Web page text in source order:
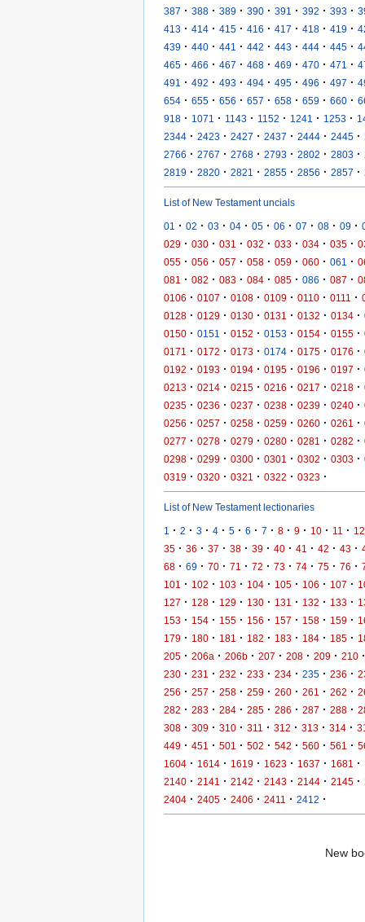
387 · 388 · 389 · 390 · 391 · 392 · 393 ·
413 · 414 · 415 · 416 · 417 · 418 · 419 ·
439 · 440 · 441 · 442 · 443 · 444 · 445 ·
465 · 466 · 467 · 468 · 469 · 470 · 471 ·
491
· 492 · 493 · 494 · 495 · 496 · 497 ·
654 · 655 · 656 · 657 · 658 · 659 · 660 ·
918 · 1071 · 1143 · 1152 · 1241 · 1253 ·
2344 · 2423 · 2427 · 2437 · 2444 · 2445 ·
2766 · 2767 · 2768 · 2793 · 2802 · 2803 ·
2819 · 2820 · 2821 · 2855 · 2856 · 2857 ·
List of New Testament uncials
01 · 02 · 03 · 04 · 05 · 06 · 07 · 08 · 09 ·
029 · 030 · 031 · 032 · 033 · 034 · 035 ·
055 · 056 · 057 · 058 · 059 · 060 · 061 ·
081
· 082 · 083 · 084 · 085 · 086 · 087 ·
0106 · 0107 · 0108 · 0109 · 0110 · 0111 ·
0128 · 0129 · 0130 · 0131 · 0132 · 0134 ·
0150 · 0151 · 0152 · 0153 · 0154 · 0155 ·
0171
· 0172 · 0173 · 0174 · 0175 · 0176 ·
0192 · 0193 · 0194 · 0195 · 0196 · 0197 ·
0213 · 0214 · 0215 · 0216 · 0217 · 0218 ·
0235 · 0236 · 0237 · 0238 · 0239 · 0240 ·
0256 · 0257 · 0258 · 0259 · 0260 · 0261 ·
0277 · 0278 · 0279 · 0280 · 0281 · 0282 ·
0298 · 0299 · 0300 · 0301 · 0302 · 0303 ·
0319 · 0320 · 0321 · 0322 · 0323 ·
List of New Testament lectionaries
1 · 2 · 3 · 4 · 5 · 6 · 7 · 8 · 9 · 10 · 11 · 12
35 · 36 · 37 · 38 · 39 · 40 · 41 · 42 · 43 ·
68 · 69 · 70 · 71 · 72 · 73 · 74 · 75 · 76 ·
101
· 102 · 103 · 104 · 105 · 106 · 107 ·
127 · 128 · 129 · 130 · 131 · 132 · 133 ·
153 · 154 · 155 · 156 · 157 · 158 · 159 ·
179 · 180 · 181 · 182 · 183 · 184 · 185 ·
205 · 206a · 206b · 207 · 208 · 209 · 210 ·
230 · 231 · 232 · 233 · 234 · 235 · 236 ·
256 · 257 · 258 · 259 · 260 · 261 · 262 ·
282 · 283 · 284 · 285 · 286 · 287 · 288 ·
308 · 309 · 310 · 311 · 312 · 313 · 314 ·
449 · 451 · 501 · 502 · 542 · 560 · 561 ·
1604 · 1614 · 1619 · 1623 · 1637 · 1681 ·
2140 · 2141 · 2142 · 2143 · 2144 · 2145 ·
2404 · 2405 · 2406 · 2411 · 2412 ·
New